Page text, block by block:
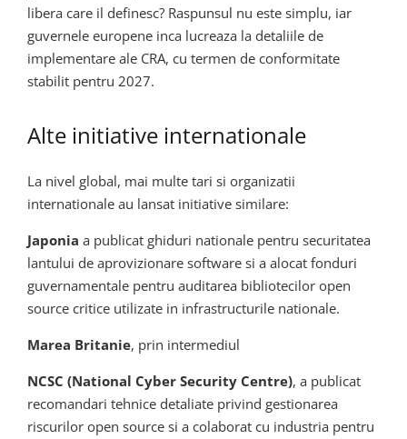
libera care il definesc? Raspunsul nu este simplu, iar
guvernele europene inca lucreaza la detaliile de
implementare ale CRA, cu termen de conformitate
stabilit pentru 2027.
Alte initiative internationale
La nivel global, mai multe tari si organizatii
internationale au lansat initiative similare:
Japonia a publicat ghiduri nationale pentru securitatea
lantului de aprovizionare software si a alocat fonduri
guvernamentale pentru auditarea bibliotecilor open
source critice utilizate in infrastructurile nationale.
Marea Britanie, prin intermediul
NCSC (National Cyber Security Centre), a publicat
recomandari tehnice detaliate privind gestionarea
riscurilor open source si a colaborat cu industria pentru